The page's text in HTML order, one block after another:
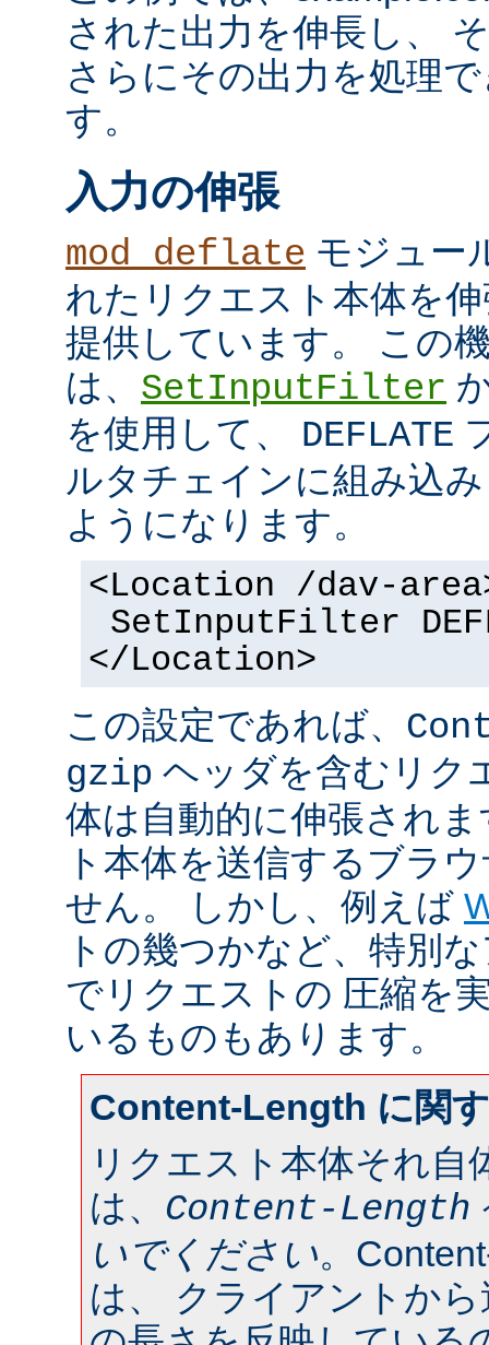
された出力を伸長し、
さらにその出力を処理
す。
入力の伸張
mod_deflate モジュー
れたリクエスト本体を
提供しています。 この
は、 SetInputFilter
を使用して、 DEFLATE
ルタチェインに組み込
ようになります。
<Location /dav-
SetInputFilter
</Location>
この設定であれば、
gzip ヘッダを含むリク
体は自動的に伸張され
ト本体を送信するブラ
せん。 しかし、例えば
トの幾つかなど、特別
でリクエストの 圧縮を
いるものもあります。
Content-Length に関
リクエスト本体それ自
は、 Content-Length
いでください。
は、 クライアントか